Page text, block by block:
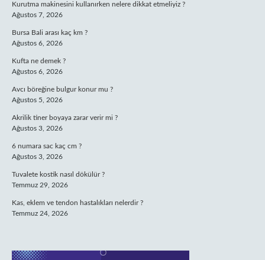
Kurutma makinesini kullanırken nelere dikkat etmeliyiz ?
Ağustos 7, 2026
Bursa Bali arası kaç km ?
Ağustos 6, 2026
Kufta ne demek ?
Ağustos 6, 2026
Avcı böreğine bulgur konur mu ?
Ağustos 5, 2026
Akrilik tiner boyaya zarar verir mi ?
Ağustos 3, 2026
6 numara sac kaç cm ?
Ağustos 3, 2026
Tuvalete kostik nasıl dökülür ?
Temmuz 29, 2026
Kas, eklem ve tendon hastalıkları nelerdir ?
Temmuz 24, 2026